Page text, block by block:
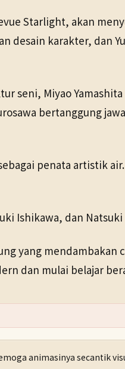
Starlight, akan
desain karakter, dan
seni, Miyao Yamashita
bertanggung
penata artistik
Ishikawa, dan
yang mendambakan
dan mulai belajar
animasinya secantik